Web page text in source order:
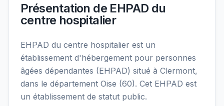
Présentation de EHPAD du
centre hospitalier
EHPAD du centre hospitalier est un
établissement d'hébergement pour personnes
âgées dépendantes (EHPAD) situé à Clermont,
dans le département Oise (60). Cet EHPAD est
un établissement de statut public.